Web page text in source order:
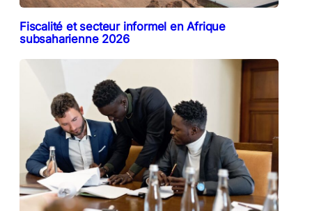
Fiscalité et secteur informel en Afrique
subsaharienne 2026